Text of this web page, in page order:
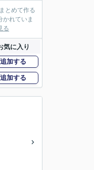
とめて作る
れていま
る
気に入り
追加する
追加する